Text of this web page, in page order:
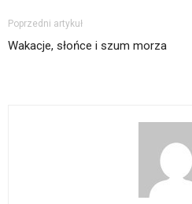
Poprzedni artykuł
Wakacje, słońce i szum morza